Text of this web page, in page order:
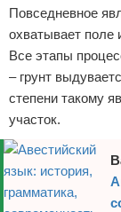
Повседневное
охватывает поле
Все этапы
– грунт
степени такому
участок.